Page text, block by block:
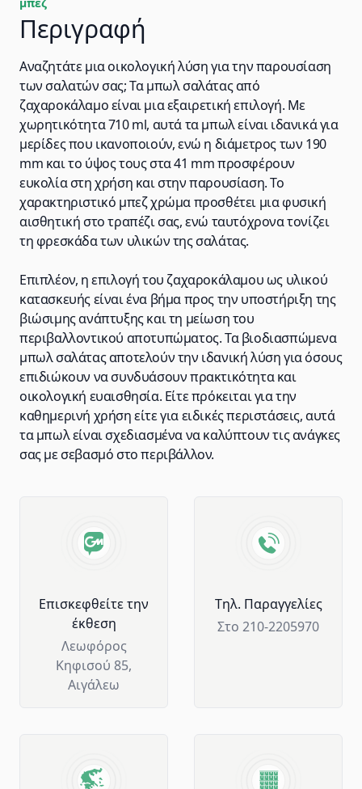
Περιγραφή
Αναζητάτε μια οικολογική λύση για την παρουσίαση
των σαλατών σας; Τα μπωλ σαλάτας από
ζαχαροκάλαμο είναι μια εξαιρετική επιλογή. Με
χωρητικότητα 710 ml, αυτά τα μπωλ είναι ιδανικά για
μερίδες που ικανοποιούν, ενώ η διάμετρος των 190
mm και το ύψος τους στα 41 mm προσφέρουν
ευκολία στη χρήση και στην παρουσίαση. Το
χαρακτηριστικό μπεζ χρώμα προσθέτει μια φυσική
αισθητική στο τραπέζι σας, ενώ ταυτόχρονα τονίζει
τη φρεσκάδα των υλικών της σαλάτας.
Επιπλέον, η επιλογή του ζαχαροκάλαμου ως υλικού
κατασκευής είναι ένα βήμα προς την υποστήριξη της
βιώσιμης ανάπτυξης και τη μείωση του
περιβαλλοντικού αποτυπώματος. Τα βιοδιασπώμενα
μπωλ σαλάτας αποτελούν την ιδανική λύση για όσους
επιδιώκουν να συνδυάσουν πρακτικότητα και
οικολογική ευαισθησία. Είτε πρόκειται για την
καθημερινή χρήση είτε για ειδικές περιστάσεις, αυτά
τα μπωλ είναι σχεδιασμένα να καλύπτουν τις ανάγκες
σας με σεβασμό στο περιβάλλον.
Επισκεφθείτε την
έκθεση
Λεωφόρος
Κηφισού 85,
Αιγάλεω
Tηλ. Παραγγελίες
Στο 210-2205970